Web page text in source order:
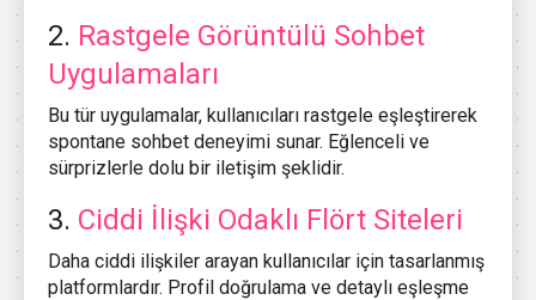
2. Rastgele Görüntülü Sohbet
Uygulamaları
Bu tür uygulamalar, kullanıcıları rastgele eşleştirerek
spontane sohbet deneyimi sunar. Eğlenceli ve
sürprizlerle dolu bir iletişim şeklidir.
3. Ciddi İlişki Odaklı Flört Siteleri
Daha ciddi ilişkiler arayan kullanıcılar için tasarlanmış
platformlardır. Profil doğrulama ve detaylı eşleşme